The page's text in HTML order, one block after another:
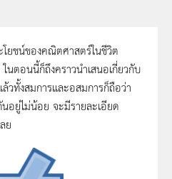
น์ของคณิตศาสตร์ในชีวิต
ตอนนี้ก็ถึงคราวนำเสนอเกี่ยวกับ
วทั้งสมการและอสมการก็ถือว่า
อยู่ไม่น้อย จะมีรายละเอียด
ย